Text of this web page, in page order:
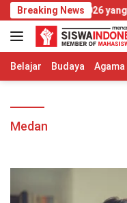
Langsung
ke
konten
Breaking News
20 Tahun 2026 yang
Belajar Budaya Agama
Medan